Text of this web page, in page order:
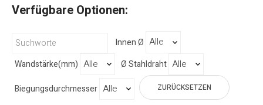
Verfügbare Optionen:
Innen Ø
Wandstärke(mm)
Ø Stahldraht
Biegungsdurchmesser
ZURÜCKSETZEN